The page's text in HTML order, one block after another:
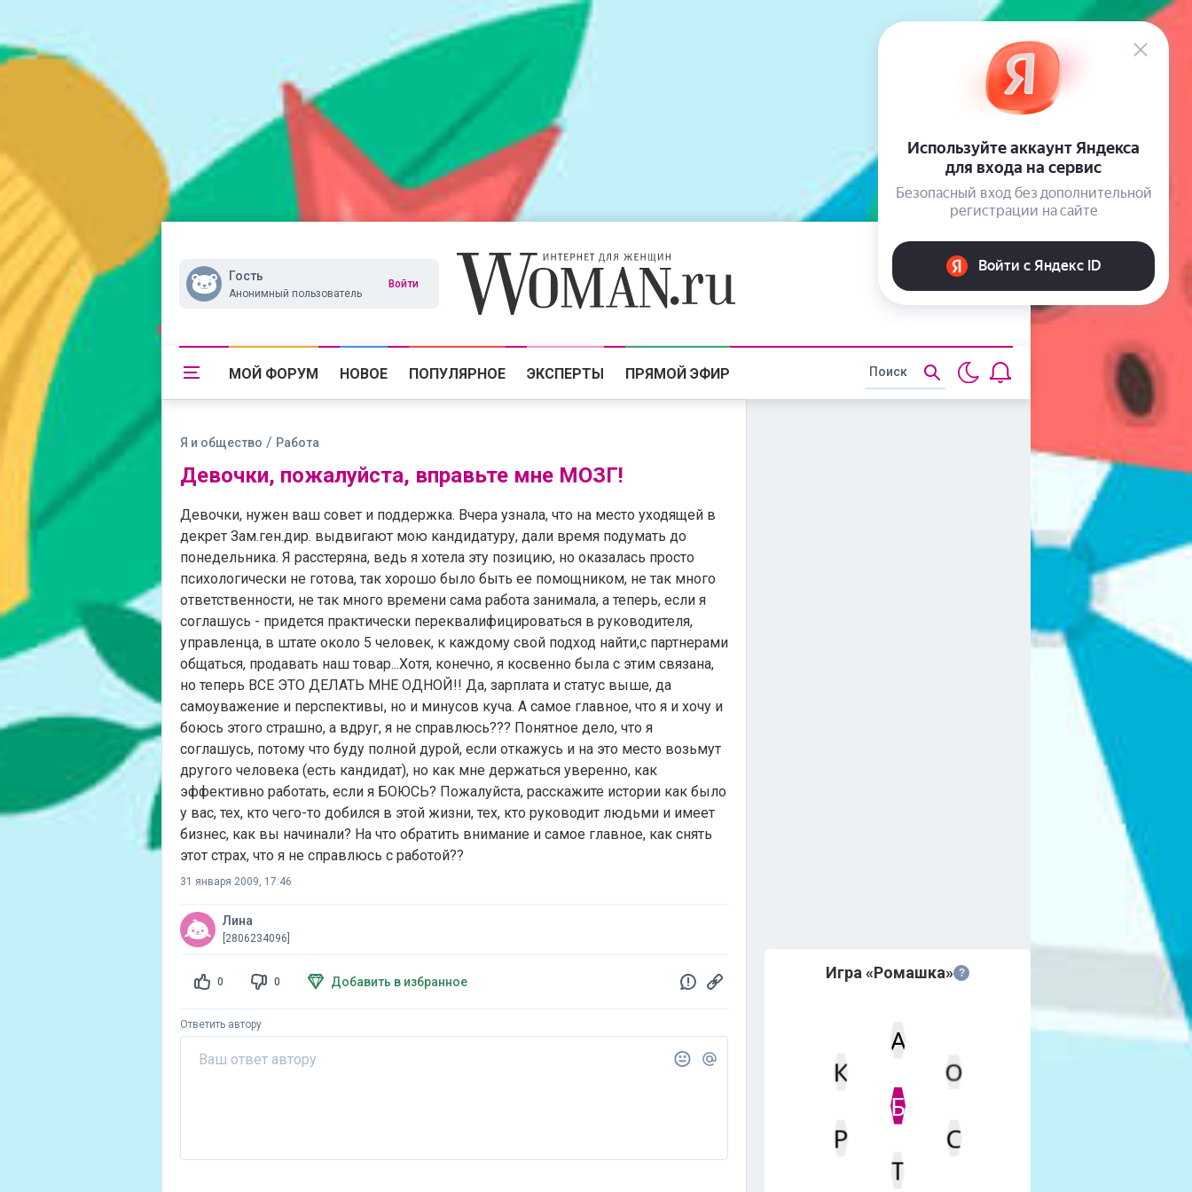
Гость
Анонимный пользователь
Войти
МОЙ ФОРУМ НОВОЕ ПОПУЛЯРНОЕ ЭКСПЕРТЫ ПРЯМОЙ ЭФИР
Я и общество / Работа
Девочки, пожалуйста, вправьте мне МОЗГ!
Девочки, нужен ваш совет и поддержка. Вчера узнала, что на место уходящей в
декрет Зам.ген.дир. выдвигают мою кандидатуру, дали время подумать до
понедельника. Я расстеряна, ведь я хотела эту позицию, но оказалась просто
психологически не готова, так хорошо было быть ее помощником, не так много
ответственности, не так много времени сама работа занимала, а теперь, если я
соглашусь - придется практически переквалифицироваться в руководителя,
управленца, в штате около 5 человек, к каждому свой подход найти,с партнерами
общаться, продавать наш товар...Хотя, конечно, я косвенно была с этим связана,
но теперь ВСЕ ЭТО ДЕЛАТЬ МНЕ ОДНОЙ!! Да, зарплата и статус выше, да
самоуважение и перспективы, но и минусов куча. А самое главное, что я и хочу и
боюсь этого страшно, а вдруг, я не справлюсь??? Понятное дело, что я
соглашусь, потому что буду полной дурой, если откажусь и на это место возьмут
другого человека (есть кандидат), но как мне держаться уверенно, как
эффективно работать, если я БОЮСЬ? Пожалуйста, расскажите истории как было
у вас, тех, кто чего-то добился в этой жизни, тех, кто руководит людьми и имеет
бизнес, как вы начинали? На что обратить внимание и самое главное, как снять
этот страх, что я не справлюсь с работой??
31 января 2009, 17:46
Лина
[2806234096]
0 0 Добавить в избранное
Ответить автору
Игра «Ромашка» ?
Мин. кол-во очков
Б
А
К
О
Р
С
Т